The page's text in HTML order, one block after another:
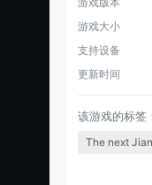
游戏大小
支持设备
更新时间
该游戏的标签
The next